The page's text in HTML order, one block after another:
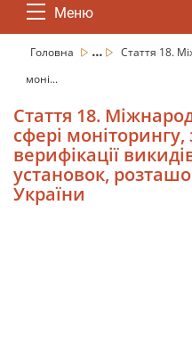
Меню
Головна ...
Стаття 18.
моні...
Стаття 18.
сфері моніторингу,
верифікації
установок,
України